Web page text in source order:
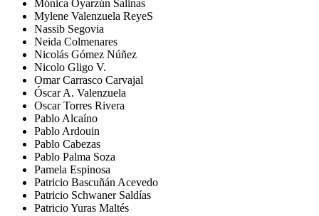
Mónica Oyarzún Salinas
Mylene Valenzuela ReyeS
Nassib Segovia
Neida Colmenares
Nicolás Gómez Núñez
Nicolo Gligo V.
Omar Carrasco Carvajal
Óscar A. Valenzuela
Oscar Torres Rivera
Pablo Alcaíno
Pablo Ardouin
Pablo Cabezas
Pablo Palma Soza
Pamela Espinosa
Patricio Bascuñán Acevedo
Patricio Schwaner Saldías
Patricio Yuras Maltés